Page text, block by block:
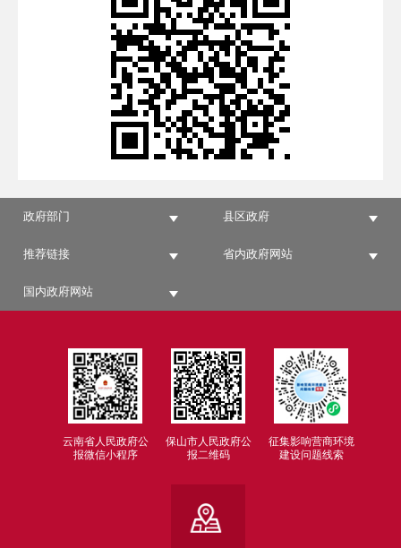
政府部门 县区政府
推荐链接 省内政府网站
国内政府网站
云南省人民政府公
报微信小程序
保山市人民政府公
报二维码
征集影响营商环境
建设问题线索